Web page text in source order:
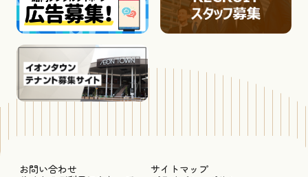
お問い合わせ
サイトマップ